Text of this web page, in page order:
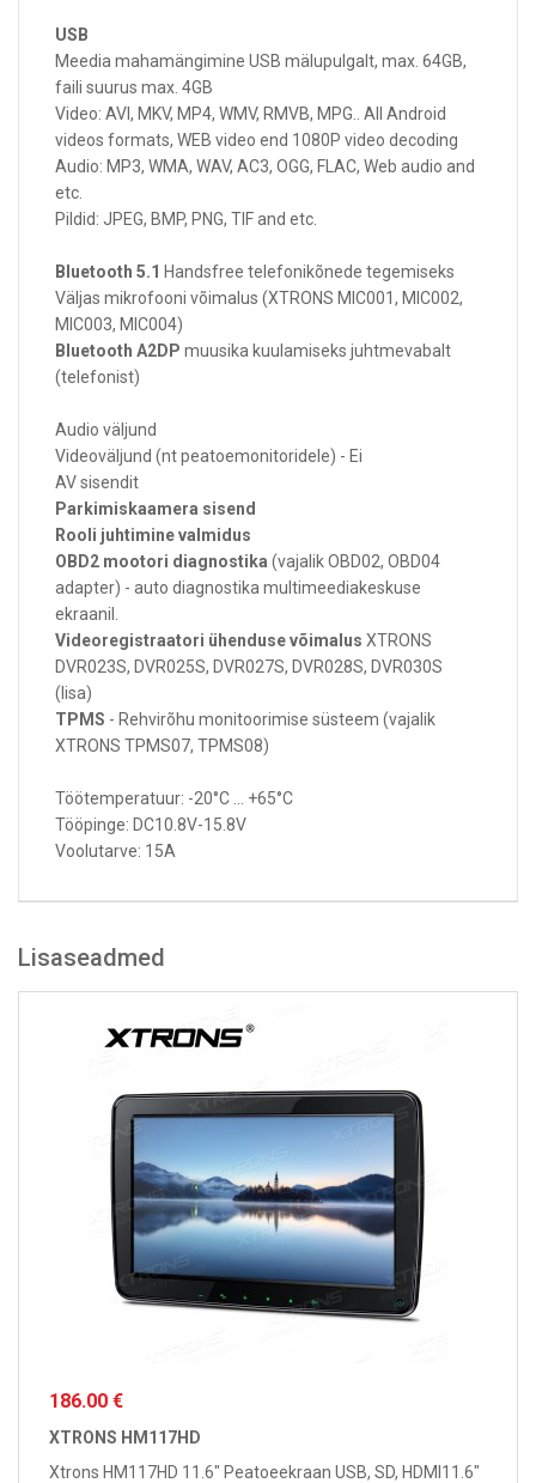
USB
Meedia mahamängimine USB mälupulgalt, max. 64GB,
faili suurus max. 4GB
Video: AVI, MKV, MP4, WMV, RMVB, MPG.. All Android
videos formats, WEB video end 1080P video decoding
Audio: MP3, WMA, WAV, AC3, OGG, FLAC, Web audio and
etc.
Pildid: JPEG, BMP, PNG, TIF and etc.
Bluetooth 5.1 Handsfree telefonikõnede tegemiseks
Väljas mikrofooni võimalus (XTRONS MIC001, MIC002,
MIC003, MIC004)
Bluetooth A2DP muusika kuulamiseks juhtmevabalt
(telefonist)
Audio väljund
Videoväljund (nt peatoemonitoridele) - Ei
AV sisendit
Parkimiskaamera sisend
Rooli juhtimine valmidus
OBD2 mootori diagnostika (vajalik OBD02, OBD04
adapter) - auto diagnostika multimeediakeskuse
ekraanil.
Videoregistraatori ühenduse võimalus XTRONS
DVR023S, DVR025S, DVR027S, DVR028S, DVR030S
(lisa)
TPMS - Rehvirõhu monitoorimise süsteem (vajalik
XTRONS TPMS07, TPMS08)
Töötemperatuur: -20°C ... +65°C
Tööpinge: DC10.8V-15.8V
Voolutarve: 15A
Lisaseadmed
186.00 €
XTRONS HM117HD
Xtrons HM117HD 11.6" Peatoeekraan USB, SD, HDMI11.6"